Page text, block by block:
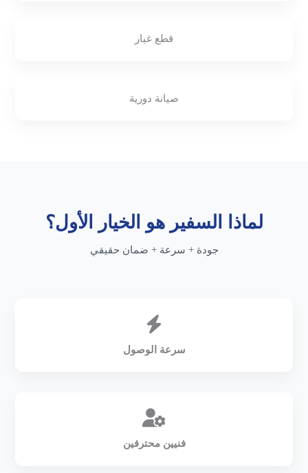
قطع غيار
صيانة دورية
لماذا السفير هو الخيار الأول؟
جودة + سرعة + ضمان حقيقي
سرعة الوصول
فنيين محترفين